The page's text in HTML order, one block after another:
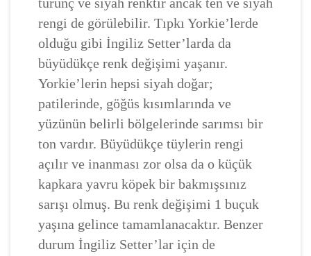
rengi de görülebilir. Tıpkı Yorkie’lerde
olduğu gibi İngiliz Setter’larda da
büyüdükçe renk değişimi yaşanır.
Yorkie’lerin hepsi siyah doğar;
patilerinde, göğüs kısımlarında ve
yüzünün belirli bölgelerinde sarımsı bir
ton vardır. Büyüdükçe tüylerin rengi
açılır ve inanması zor olsa da o küçük
kapkara yavru köpek bir bakmışsınız
sarışı olmuş. Bu renk değişimi 1 buçuk
yaşına gelince tamamlanacaktır. Benzer
durum İngiliz Setter’lar için de